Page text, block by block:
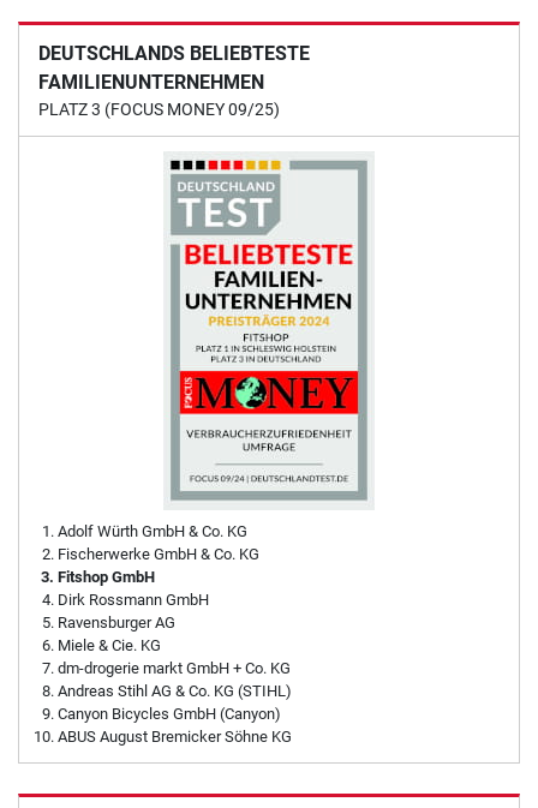
DEUTSCHLANDS BELIEBTESTE
FAMILIENUNTERNEHMEN
PLATZ 3 (FOCUS MONEY 09/25)
Adolf Würth GmbH & Co. KG
Fischerwerke GmbH & Co. KG
Fitshop GmbH
Dirk Rossmann GmbH
Ravensburger AG
Miele & Cie. KG
dm-drogerie markt GmbH + Co. KG
Andreas Stihl AG & Co. KG (STIHL)
Canyon Bicycles GmbH (Canyon)
ABUS August Bremicker Söhne KG